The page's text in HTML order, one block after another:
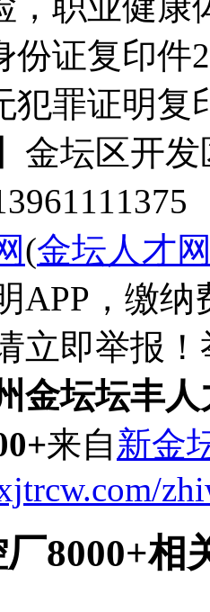
份证复印件
犯罪证明复
金坛区开
(金坛人才
APP，缴
立即举报
金坛坛丰
来自新金
8000+相